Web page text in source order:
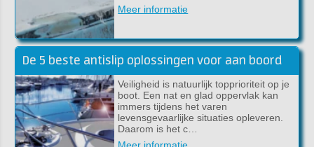
Meer informatie
De 5 beste antislip oplossingen voor aan boord
Veiligheid is natuurlijk topprioriteit op je
boot. Een nat en glad oppervlak kan
immers tijdens het varen
levensgevaarlijke situaties opleveren.
Daarom is het c…
Meer informatie